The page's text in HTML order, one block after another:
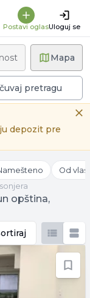
Postavi oglasUloguj se
Mapa
pretragu
depozit pre
Od
opština,